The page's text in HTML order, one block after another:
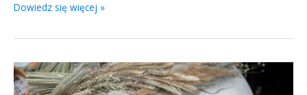
Dowiedz się więcej »
Spotkania
na
Litwie